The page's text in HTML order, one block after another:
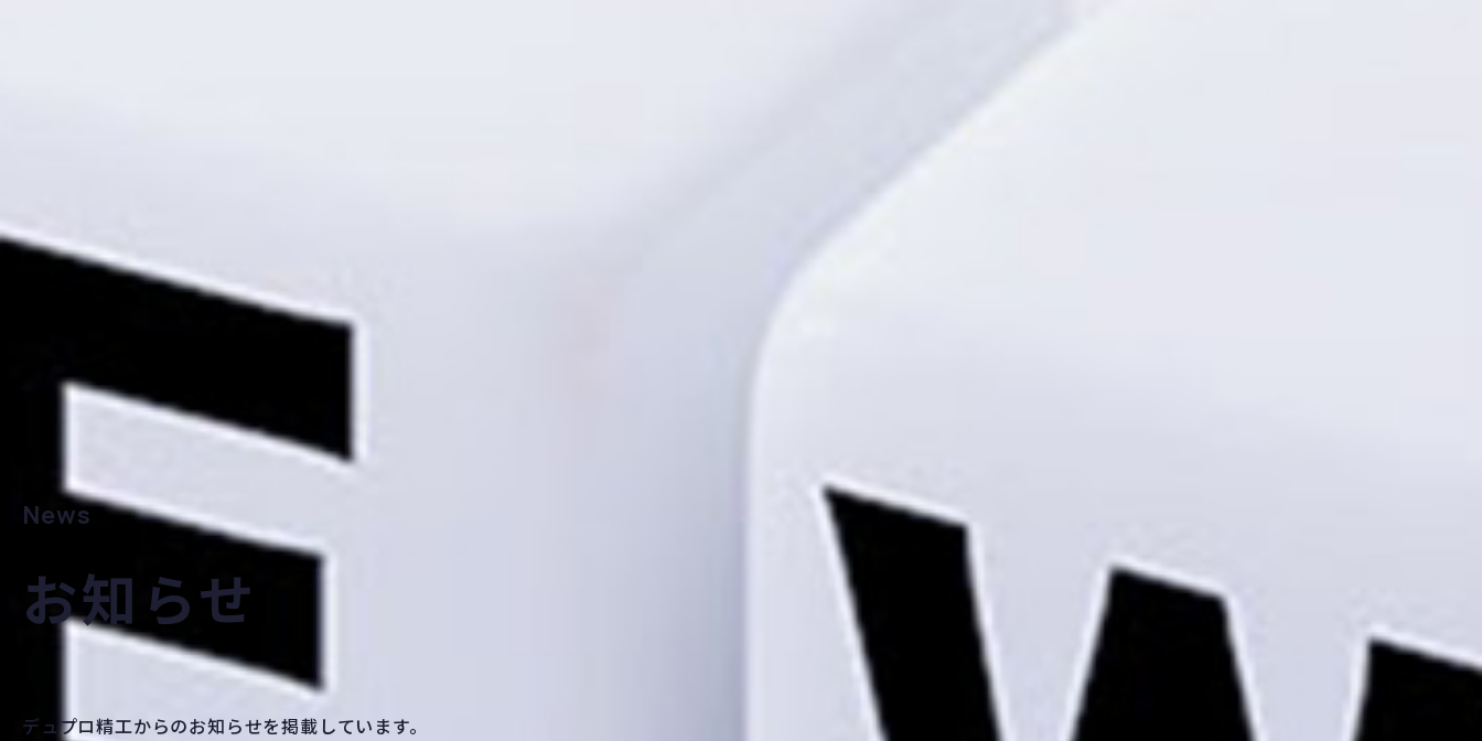
News
お知らせ
デュプロ精工からのお知らせを掲載しています。